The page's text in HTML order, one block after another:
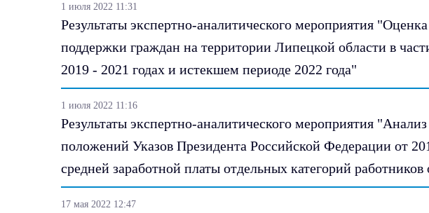
1 июля 2022 11:31
Результаты экспертно-аналитического мероприятия
поддержки граждан на территории Липецкой области в
2019 - 2021 годах и истекшем периоде 2022 года"
1 июля 2022 11:16
Результаты экспертно-аналитического мероприятия
положений Указов Президента Российской Федерации от
средней заработной платы отдельных категорий
17 мая 2022 12:47